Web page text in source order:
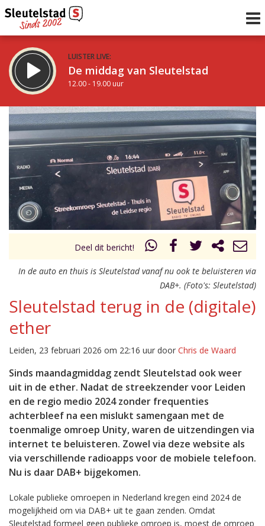
LUISTER LIVE:
De middag van Sleutelstad
12.00 - 19.00 uur
STRAKS:
De avond van Sleutelstad
19.00 - 22.00 uur
Vorig uur
uur 1 van 0 Volgend uur
Deel dit bericht!
In de auto en thuis is Sleutelstad vanaf nu ook te beluisteren via
DAB+. (Foto's: Sleutelstad)
Sleutelstad terug in de (digitale)
ether
Leiden, 23 februari 2026 om 22:16 uur door Chris de Waard
Sinds maandagmiddag zendt Sleutelstad ook weer
uit in de ether. Nadat de streekzender voor Leiden
en de regio medio 2024 zonder frequenties
achterbleef na een mislukt samengaan met de
toenmalige omroep Unity, waren de uitzendingen via
internet te beluisteren. Zowel via deze website als
via verschillende radioapps voor de mobiele telefoon.
Nu is daar DAB+ bijgekomen.
Lokale publieke omroepen in Nederland kregen eind 2024 de
mogelijkheid om via DAB+ uit te gaan zenden. Omdat
Sleutelstad formeel geen publieke omroep is, moest de omroep